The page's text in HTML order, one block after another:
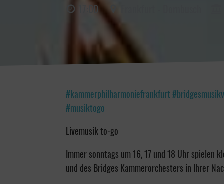
17:00
#kammerphilharmoniefrankfurt
#musiktogo
Livemusik to-go
Immer sonntags um 16, 17 und 18 Uhr spielen
und des Bridges Kammerorchesters in Ihrer